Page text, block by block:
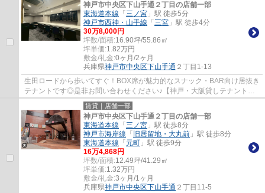
神戸市中央区下山手通２丁目の店舗一部
東海道本線 「 三ノ宮 」駅 徒歩5分
神戸市西神・山手線 「 三宮 」駅 徒歩4分
30万8,000円
坪数/面積:16.90坪/55.86㎡
坪単価:1.82万円
敷金/礼金:0ヶ月/2ヶ月
兵庫県神戸市中央区下山手通 ２丁目1-13
生田ロードから歩いてすぐ！BOX席が魅力的なスナック・BAR向け居抜き
テナントです◎是非お問い合わせください♪【神戸・大阪貸しテナント情
報】
賃貸｜店舗一部
神戸市中央区下山手通２丁目の店舗一部
東海道本線 「 三ノ宮 」駅 徒歩8分
神戸市海岸線 「 旧居留地・大丸前 」駅 徒歩8分
東海道本線 「 元町 」駅 徒歩9分
16万4,868円
坪数/面積:12.49坪/41.29㎡
坪単価:1.32万円
敷金/礼金:3ヶ月/1ヶ月
兵庫県神戸市中央区下山手通 ２丁目11-5